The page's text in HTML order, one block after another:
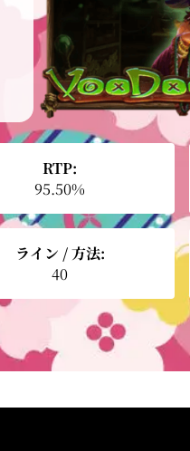
RTP:
95.50%
ライン / 方法:
40